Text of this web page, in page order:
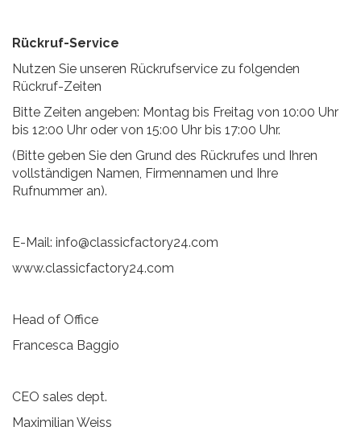
Rückruf-Service
Nutzen Sie unseren Rückrufservice zu folgenden
Rückruf-Zeiten
Bitte Zeiten angeben: Montag bis Freitag von 10:00 Uhr
bis 12:00 Uhr oder von 15:00 Uhr bis 17:00 Uhr.
(Bitte geben Sie den Grund des Rückrufes und Ihren
vollständigen Namen, Firmennamen und Ihre
Rufnummer an).
E-Mail: info@classicfactory24.com
www.classicfactory24.com
Head of Office
Francesca Baggio
CEO sales dept.
Maximilian Weiss